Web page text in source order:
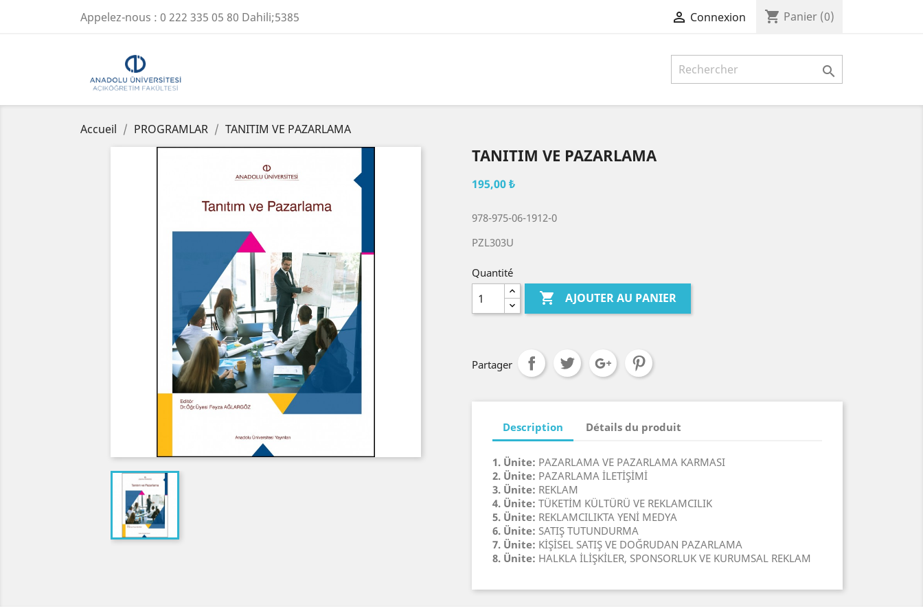
Appelez-nous : 0 222 335 05 80 Dahili;5385  Connexion shopping_cart Panier (0)

Accueil PROGRAMLAR TANITIM VE PAZARLAMA
TANITIM VE PAZARLAMA
195,00 ₺
978-975-06-1912-0
PZL303U
Quantité
 AJOUTER AU PANIER
Partager
Description Détails du produit
1. Ünite: PAZARLAMA VE PAZARLAMA KARMASI
2. Ünite: PAZARLAMA İLETİŞİMİ
3. Ünite: REKLAM
4. Ünite: TÜKETİM KÜLTÜRÜ VE REKLAMCILIK
5. Ünite: REKLAMCILIKTA YENİ MEDYA
6. Ünite: SATIŞ TUTUNDURMA
7. Ünite: KİŞİSEL SATIŞ VE DOĞRUDAN PAZARLAMA
8. Ünite: HALKLA İLİŞKİLER, SPONSORLUK VE KURUMSAL REKLAM